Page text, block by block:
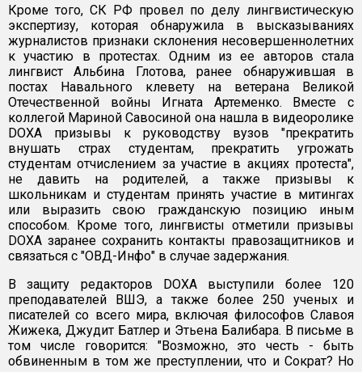
Кроме того, СК РФ провел по делу лингвистическую
экспертизу, которая обнаружила в высказываниях
журналистов признаки склонения несовершеннолетних
к участию в протестах. Одним из ее авторов стала
лингвист Альбина Глотова, ранее обнаружившая в
постах Навального клевету на ветерана Великой
Отечественной войны Игната Артеменко. Вместе с
коллегой Мариной Савосиной она нашла в видеоролике
DОХА призывы к руководству вузов "прекратить
внушать страх студентам, прекратить угрожать
студентам отчислением за участие в акциях протеста",
не давить на родителей, а также призывы к
школьникам и студентам принять участие в митингах
или выразить свою гражданскую позицию иным
способом. Кроме того, лингвисты отметили призывы
DОХА заранее сохранить контакты правозащитников и
связаться с "ОВД-Инфо" в случае задержания.
В защиту редакторов DОХА выступили более 120
преподавателей ВШЭ, а также более 250 ученых и
писателей со всего мира, включая философов Славоя
Жижека, Джудит Батлер и Этьена Балибара. В письме в
том числе говорится: "Возможно, это честь - быть
обвиненным в том же преступлении, что и Сократ? Но